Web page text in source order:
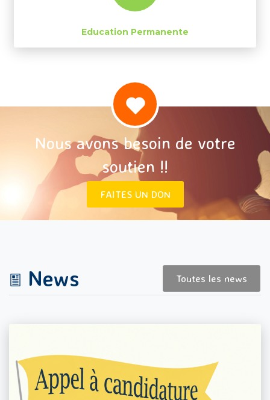
Education Permanente
Nous avons besoin de votre
soutien !!
FAITES UN DON
News Toutes les news